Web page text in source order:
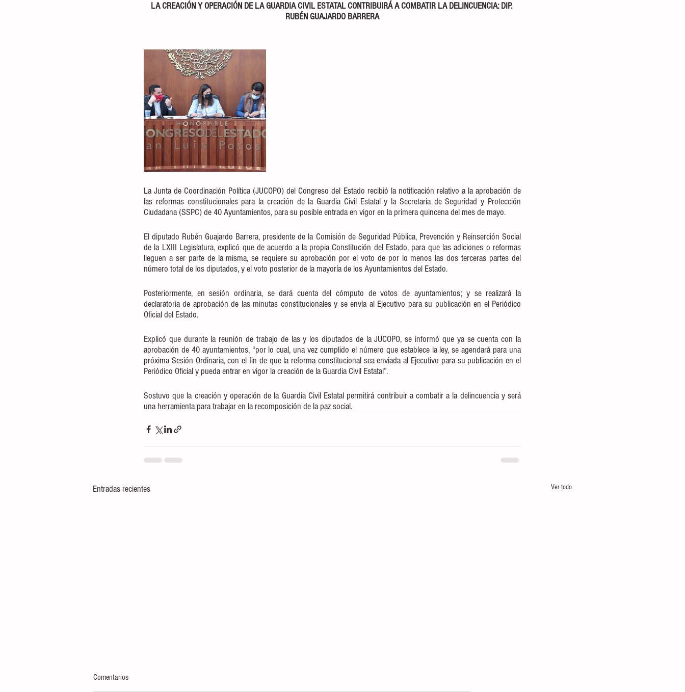
LA CREACIÓN Y OPERACIÓN DE LA GUARDIA CIVIL ESTATAL CONTRIBUIRÁ A COMBATIR LA DELINCUENCIA: DIP.
RUBÉN GUAJARDO BARRERA
La Junta de Coordinación Política (JUCOPO) del Congreso del Estado recibió la notificación relativo a la aprobación de
las reformas constitucionales para la creación de la Guardia Civil Estatal y la Secretaria de Seguridad y Protección
Ciudadana (SSPC) de 40 Ayuntamientos, para su posible entrada en vigor en la primera quincena del mes de mayo.
El diputado Rubén Guajardo Barrera, presidente de la Comisión de Seguridad Pública, Prevención y Reinserción Social
de la LXIII Legislatura, explicó que de acuerdo a la propia Constitución del Estado, para que las adiciones o reformas
lleguen a ser parte de la misma, se requiere su aprobación por el voto de por lo menos las dos terceras partes del
número total de los diputados, y el voto posterior de la mayoría de los Ayuntamientos del Estado.
Posteriormente, en sesión ordinaria, se dará cuenta del cómputo de votos de ayuntamientos; y se realizará la
declaratoria de aprobación de las minutas constitucionales y se envía al Ejecutivo para su publicación en el Periódico
Oficial del Estado.
Explicó que durante la reunión de trabajo de las y los diputados de la JUCOPO, se informó que ya se cuenta con la
aprobación de 40 ayuntamientos, “por lo cual, una vez cumplido el número que establece la ley, se agendará para una
próxima Sesión Ordinaria, con el fin de que la reforma constitucional sea enviada al Ejecutivo para su publicación en el
Periódico Oficial y pueda entrar en vigor la creación de la Guardia Civil Estatal”.
Sostuvo que la creación y operación de la Guardia Civil Estatal permitirá contribuir a combatir a la delincuencia y será
una herramienta para trabajar en la recomposición de la paz social.
Entradas recientes Ver todo
Comentarios